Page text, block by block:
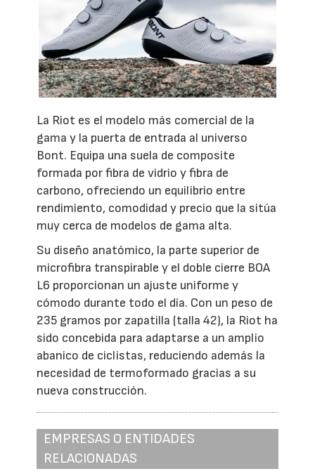
La Riot es el modelo más comercial de la
gama y la puerta de entrada al universo
Bont. Equipa una suela de composite
formada por fibra de vidrio y fibra de
carbono, ofreciendo un equilibrio entre
rendimiento, comodidad y precio que la sitúa
muy cerca de modelos de gama alta.
Su diseño anatómico, la parte superior de
microfibra transpirable y el doble cierre BOA
L6 proporcionan un ajuste uniforme y
cómodo durante todo el día. Con un peso de
235 gramos por zapatilla (talla 42), la Riot ha
sido concebida para adaptarse a un amplio
abanico de ciclistas, reduciendo además la
necesidad de termoformado gracias a su
nueva construcción.
EMPRESAS O ENTIDADES
RELACIONADAS